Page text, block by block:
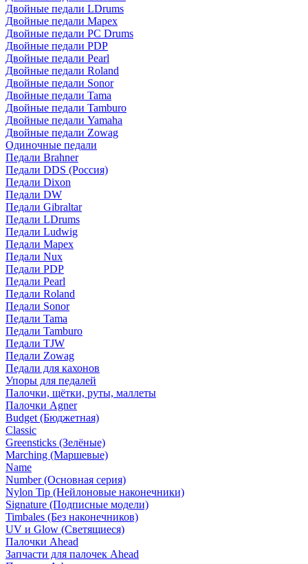
Двойные педали LDrums
Двойные педали Mapex
Двойные педали PC Drums
Двойные педали PDP
Двойные педали Pearl
Двойные педали Roland
Двойные педали Sonor
Двойные педали Tama
Двойные педали Tamburo
Двойные педали Yamaha
Двойные педали Zowag
Одиночные педали
Педали Brahner
Педали DDS (Россия)
Педали Dixon
Педали DW
Педали Gibraltar
Педали LDrums
Педали Ludwig
Педали Mapex
Педали Nux
Педали PDP
Педали Pearl
Педали Roland
Педали Sonor
Педали Tama
Педали Tamburo
Педали TJW
Педали Zowag
Педали для кахонов
Упоры для педалей
Палочки, щётки, руты, маллеты
Палочки Agner
Budget (Бюджетная)
Classic
Greensticks (Зелёные)
Marching (Маршевые)
Name
Number (Основная серия)
Nylon Tip (Нейлоновые наконечники)
Signature (Подписные модели)
Timbales (Без наконечников)
UV и Glow (Светящиеся)
Палочки Ahead
Запчасти для палочек Ahead